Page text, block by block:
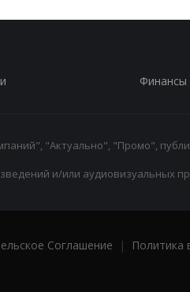
Финансы
"Актуально", "Промо",
и/или аудиовизуальных
Соглашение |
Политика